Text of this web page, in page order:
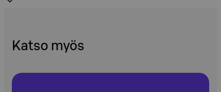
Katso myös